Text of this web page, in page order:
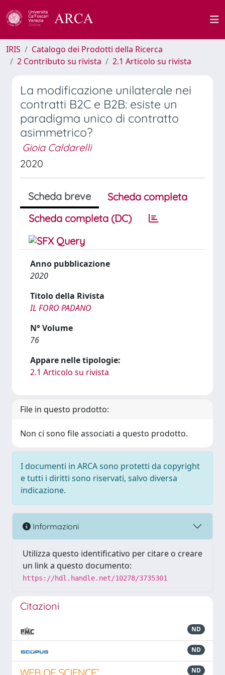
IRIS
Catalogo dei Prodotti della Ricerca
2 Contributo su rivista
2.1 Articolo su rivista
La modificazione unilaterale nei
contratti B2C e B2B: esiste un
paradigma unico di contratto
asimmetrico?
Gioia Caldarelli
2020
Scheda breve
Scheda completa
Scheda completa (DC)
Anno pubblicazione
2020
Titolo della Rivista
IL FORO PADANO
N° Volume
76
Appare nelle tipologie:
2.1 Articolo su rivista
File in questo prodotto:
Non ci sono file associati a questo prodotto.
I documenti in ARCA sono protetti da copyright
e tutti i diritti sono riservati, salvo diversa
indicazione.
Informazioni
Utilizza questo identificativo per citare o creare
un link a questo documento:
https://hdl.handle.net/10278/3735301
Citazioni
ND
ND
ND